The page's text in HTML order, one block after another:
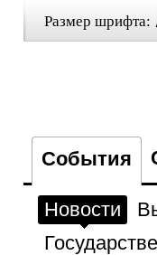
Размер шрифта:
События
Новости